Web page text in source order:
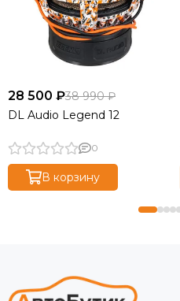
28 500 ₽38 990 ₽
DL Audio Legend 12
0
В корзину